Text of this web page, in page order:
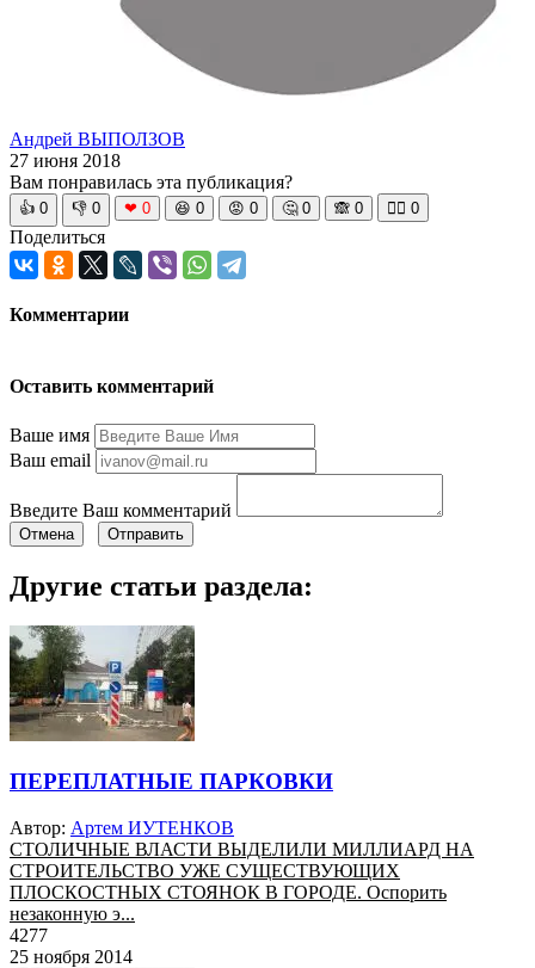
Андрей ВЫПОЛЗОВ
27 июня 2018
Вам понравилась эта публикация?
👍 0 👎 0 ❤ 0 😆 0 😡 0 🤔 0 🙈 0 🧘‍♀️ 0
Поделиться
Комментарии
Оставить комментарий
Ваше имя
Ваш email
Введите Ваш комментарий
Отмена Отправить
Другие статьи раздела:
ПЕРЕПЛАТНЫЕ ПАРКОВКИ
Автор: Артем ИУТЕНКОВ
СТОЛИЧНЫЕ ВЛАСТИ ВЫДЕЛИЛИ МИЛЛИАРД НА
СТРОИТЕЛЬСТВО УЖЕ СУЩЕСТВУЮЩИХ
ПЛОСКОСТНЫХ СТОЯНОК В ГОРОДЕ. Оспорить
незаконную э...
4277
25 ноября 2014